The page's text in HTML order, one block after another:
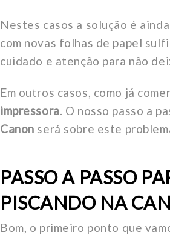
Nestes casos a solução é
com novas folhas de papel
cuidado e atenção para não
Em outros casos, como já
impressora. O nosso passo a
Canon será sobre este
PASSO A PASSO
PISCANDO NA
Bom, o primeiro ponto que